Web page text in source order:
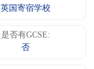
英国寄宿学校
是否有GCSE:
否